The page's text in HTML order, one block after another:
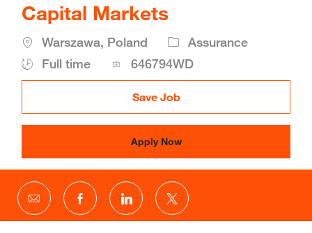
Capital Markets
Location
Warszawa, Poland
Assurance
Full time
Job
Id
646794WD
Save Job
Apply Now
Share
via
Share
via
Share
via
Share
via